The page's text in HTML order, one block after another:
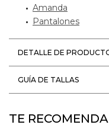
Amanda
Pantalones
DETALLE DE
GUÍA DE TALLAS
TE